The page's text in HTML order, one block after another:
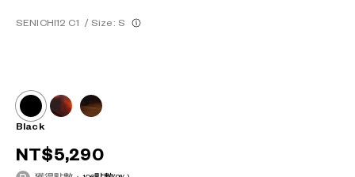
SENICHI12 C1 / Size: S
Black
NT$5,290